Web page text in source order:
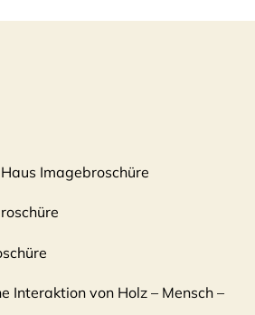
Imagebroschüre
Interaktion von Holz – Mensch –